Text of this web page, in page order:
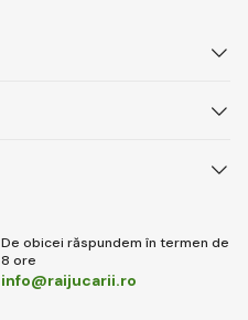
De obicei răspundem în termen de
8 ore
info@raijucarii.ro